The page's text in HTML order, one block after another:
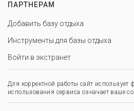
ПАРТНЕРАМ
Добавить базу отдыха
Инструменты для базы отдыха
Войти в экстранет
Для корректной работы сайт
использования сервиса означает ваше